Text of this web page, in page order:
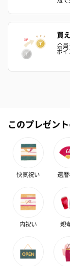
リラックスグッズ
かき氷入浴剤4点セ
買
会員
ポ
このプレゼン
快気祝い 還
内祝い 親